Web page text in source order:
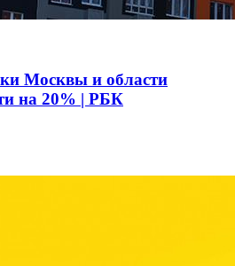
Москвы и области
на 20% | РБК